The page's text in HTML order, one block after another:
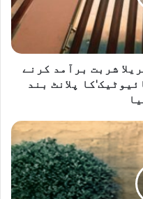
شربت برآمد کرنے
پلانٹ بند